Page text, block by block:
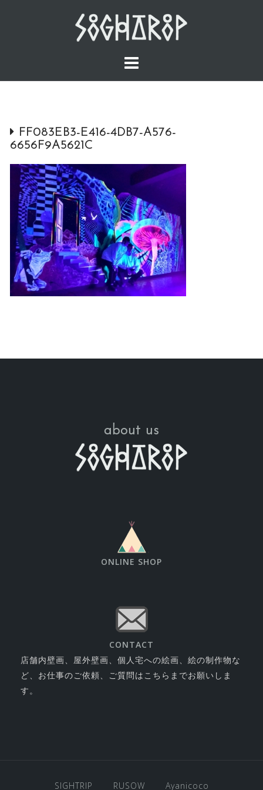
FF083EB3-E416-4DB7-A576-
6656F9A5621C
about us
ONLINE SHOP
CONTACT
店舗内壁画、屋外壁画、個人宅への絵画、絵の制作物な
ど、お仕事のご依頼、ご質問はこちらまでお願いしま
す。
SIGHTRIP RUSOW Ayanicoco